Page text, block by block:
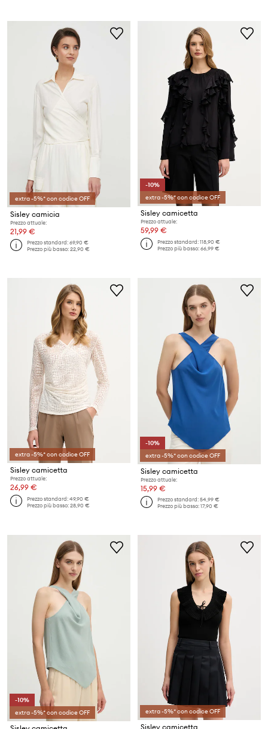
extra -5%* con codice OFF
Sisley camicia
Prezzo attuale:
21,99 €
Prezzo standard:69,90 €
Prezzo più basso:22,90 €
-10%
extra -5%* con codice OFF
Sisley camicetta
Prezzo attuale:
59,99 €
Prezzo standard:118,90 €
Prezzo più basso:66,99 €
extra -5%* con codice OFF
Sisley camicetta
Prezzo attuale:
26,99 €
Prezzo standard:49,90 €
Prezzo più basso:28,90 €
-10%
extra -5%* con codice OFF
Sisley camicetta
Prezzo attuale:
15,99 €
Prezzo standard:54,99 €
Prezzo più basso:17,90 €
-10%
extra -5%* con codice OFF
extra -5%* con codice OFF
Sisley camicetta